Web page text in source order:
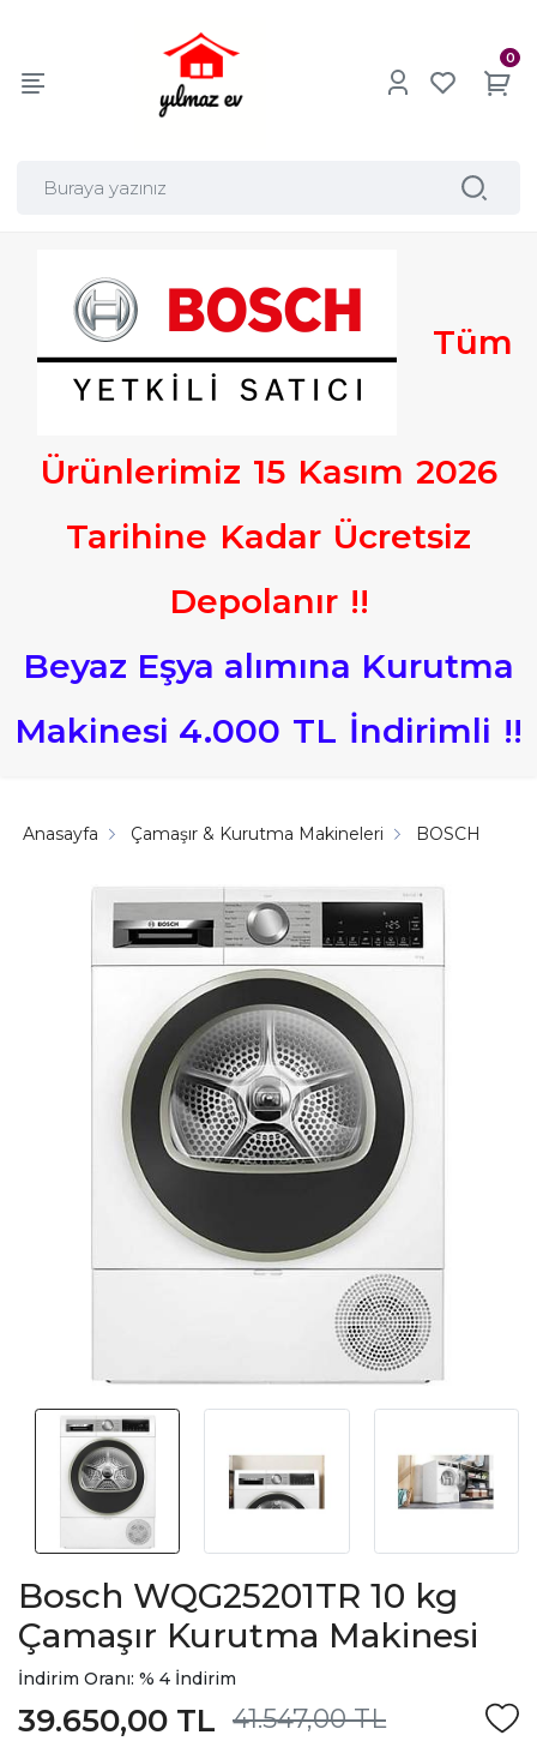
0
Tüm
Ürünlerimiz 15 Kasım 2026
Tarihine Kadar Ücretsiz
Depolanır !!
Beyaz Eşya alımına Kurutma
Makinesi 4.000 TL İndirimli !!
Anasayfa Çamaşır & Kurutma Makineleri BOSCH
Bosch WQG25201TR 10 kg
Çamaşır Kurutma Makinesi
İndirim Oranı: % 4 İndirim
41.547,00 TL
39.650,00 TL